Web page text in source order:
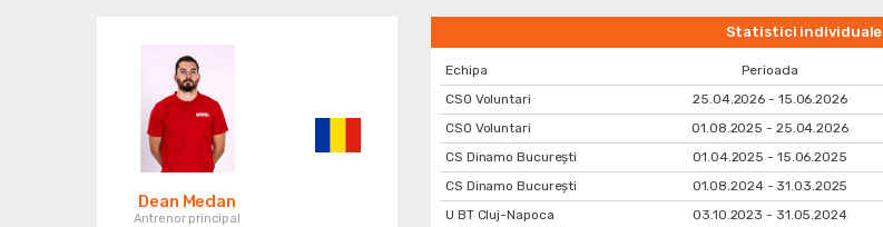
Dean Medan
Antrenor principal
Statistici individuale
Echipa Perioada
CSO Voluntari
25.04.2026 - 15.06.2026
CSO Voluntari
01.08.2025 - 25.04.2026
CS Dinamo Bucureşti
01.04.2025 - 15.06.2025
CS Dinamo Bucureşti
01.08.2024 - 31.03.2025
U BT Cluj-Napoca
03.10.2023 - 31.05.2024